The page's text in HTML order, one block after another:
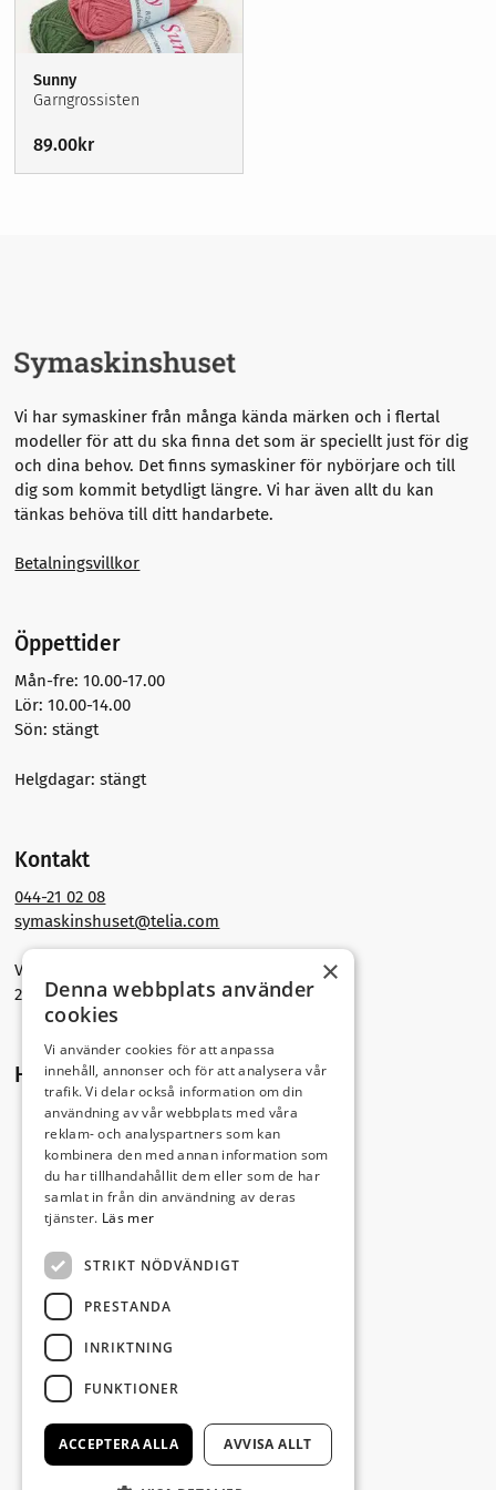
Sybehör
Stickor, virknålar & tillbehör
Förvaring
Nyheter
Symaskinsservice
Broderi
Sybehör
Stickor, virknålar & tillbehör
Alpacka
Bomull
Borstad alpacka
Cashmere
Chenille
Lama
Merinoull
Syntetgarn
Tencel
metall
plast
trä
Övrigt
Färg
Rekommenderad sticka
Sunny
Garngrossisten
89.00kr
Vi har symaskiner från många kända märken och i flertal
modeller för att du ska finna det som är speciellt just för dig
och dina behov. Det finns symaskiner för nybörjare och till
dig som kommit betydligt längre.Vi har även allt du kan
tänkas behöva till ditt handarbete.
Betalningsvillkor
Öppettider
Mån-fre: 10.00-17.00
Lör: 10.00-14.00
Sön: stängt
Helgdagar: stängt
Kontakt
044-21 02 08
symaskinshuset@telia.com
Västra Storgatan 30
291 30 Kristianstad
Hitta hit
×
Denna webbplats använder
cookies
Vi använder cookies för att anpassa
innehåll, annonser och för att analysera vår
trafik. Vi delar också information om din
användning av vår webbplats med våra
reklam- och analyspartners som kan
kombinera den med annan information som
du har tillhandahållit dem eller som de har
samlat in från din användning av deras
tjänster. Läs mer
STRIKT NÖDVÄNDIGT
PRESTANDA
INRIKTNING
FUNKTIONER
ACCEPTERA ALLA AVVISA ALLT